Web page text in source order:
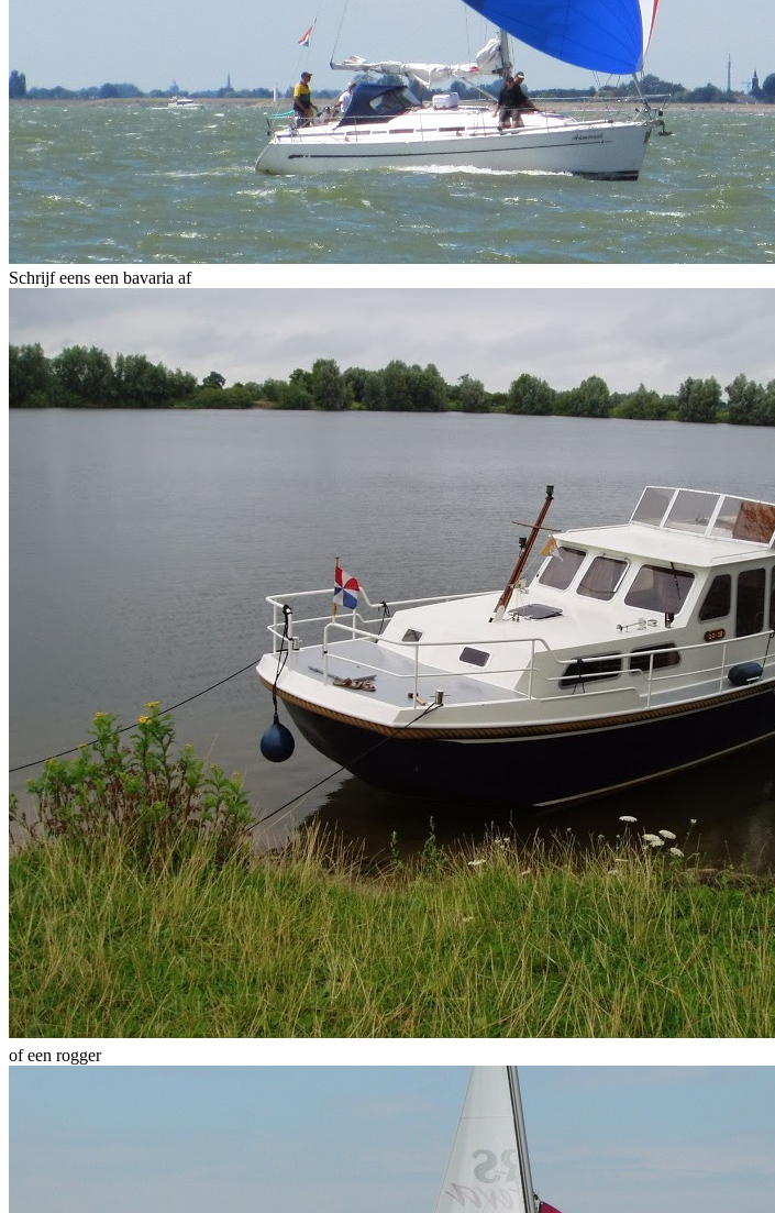
Schrijf eens een bavaria af
of een rogger